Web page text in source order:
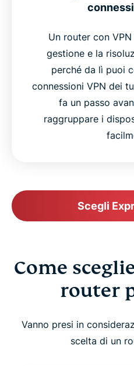
Un router con
gestione e la
perché da lì puoi
connessioni VPN dei
fa un passo
raggruppare i
Scegli
Come
router
Vanno presi in
scelta di un